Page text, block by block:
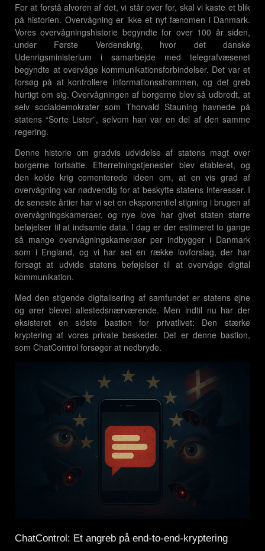
For at forstå alvoren af det, vi står over for, skal vi kaste et blik
på historien. Overvågning er ikke et nyt fænomen i Danmark.
Vores overvågningshistorie begyndte for over 100 år siden,
under Første Verdenskrig, hvor det danske
Udenrigsministerium i samarbejde med telegrafvæsenet
begyndte at overvåge kommunikationsforbindelser. Det var et
forsøg på at kontrollere informationsstrømmen, og det greb
hurtigt om sig. Overvågningen af borgerne blev så udbredt, at
selv socialdemokrater som Thorvald Stauning havnede på
statens “Sorte Lister”, selvom han var en del af den samme
regering.
Denne historie om gradvis udvidelse af statens magt over
borgerne fortsatte. Efterretningstjenester blev etableret, og
den kolde krig cementerede ideen om, at en vis grad af
overvågning var nødvendig for at beskytte statens interesser. I
de seneste årtier har vi set en eksponentiel stigning i brugen af
overvågningskameraer, og nye love har givet staten større
beføjelser til at indsamle data. I dag er der estimeret to gange
så mange overvågningskameraer per indbygger i Danmark
som i England, og vi har set en række lovforslag, der har
forsøgt at udvide statens beføjelser til at overvåge digital
kommunikation.
Med den stigende digitalisering af samfundet er statens øjne
og ører blevet allestedsnærværende. Men indtil nu har der
eksisteret en sidste bastion for privatlivet: Den stærke
kryptering af vores private beskeder. Det er denne bastion,
som ChatControl forsøger at nedbryde.
ChatControl: Et angreb på end-to-end-kryptering